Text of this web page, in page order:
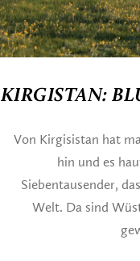
KIRGISTAN:
Von Kirgisistan hat
hin und es
Siebentausender,
Welt. Da sind